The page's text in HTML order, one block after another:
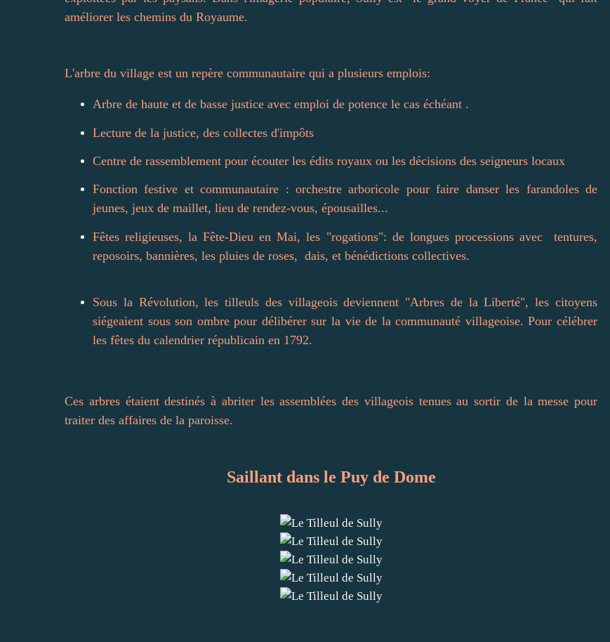
améliorer les chemins du Royaume.
L'arbre du village est un repère communautaire qui a plusieurs emplois:
Arbre de haute et de basse justice avec emploi de potence le cas échéant .
Lecture de la justice, des collectes d'impôts
Centre de rassemblement pour écouter les édits royaux ou les décisions des seigneurs locaux
Fonction festive et communautaire : orchestre arboricole pour faire danser les farandoles de
jeunes, jeux de maillet, lieu de rendez-vous, épousailles...
Fêtes religieuses, la Fête-Dieu en Mai, les "rogations": de longues processions avec tentures,
reposoirs, bannières, les pluies de roses, dais, et bénédictions collectives.
Sous la Révolution, les tilleuls des villageois deviennent "Arbres de la Liberté", les citoyens
siégeaient sous son ombre pour délibérer sur la vie de la communauté villageoise. Pour célébrer
les fêtes du calendrier républicain en 1792.
Ces arbres étaient destinés à abriter les assemblées des villageois tenues au sortir de la messe pour
traiter des affaires de la paroisse.
Saillant dans le Puy de Dome